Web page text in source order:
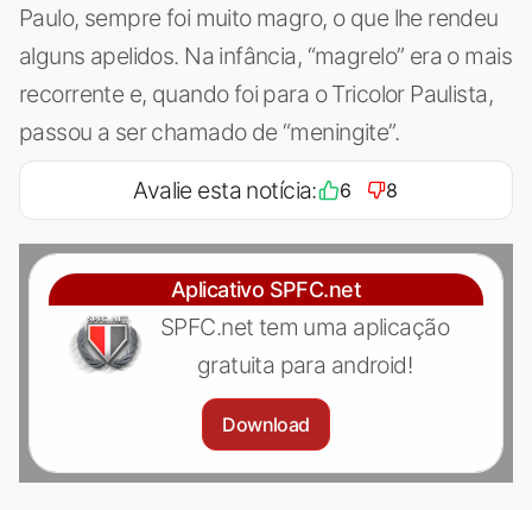
Paulo, sempre foi muito magro, o que lhe rendeu
alguns apelidos. Na infância, “magrelo” era o mais
recorrente e, quando foi para o Tricolor Paulista,
passou a ser chamado de “meningite”.
Avalie esta notícia: 6 8
Aplicativo SPFC.net
SPFC.net tem uma aplicação
gratuita para android!
Download